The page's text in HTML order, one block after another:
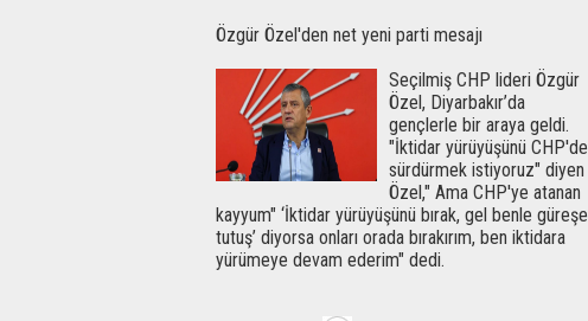
Özgür Özel'den net yeni parti mesajı
Seçilmiş CHP lideri Özgür
Özel, Diyarbakır’da
gençlerle bir araya geldi.
"İktidar yürüyüşünü CHP'de
sürdürmek istiyoruz" diyen
Özel," Ama CHP'ye atanan
kayyum" ‘İktidar yürüyüşünü bırak, gel benle güreşe
tutuş’ diyorsa onları orada bırakırım, ben iktidara
yürümeye devam ederim" dedi.